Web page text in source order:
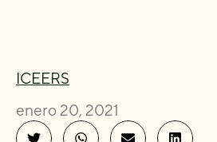
ICEERS
enero 20, 2021